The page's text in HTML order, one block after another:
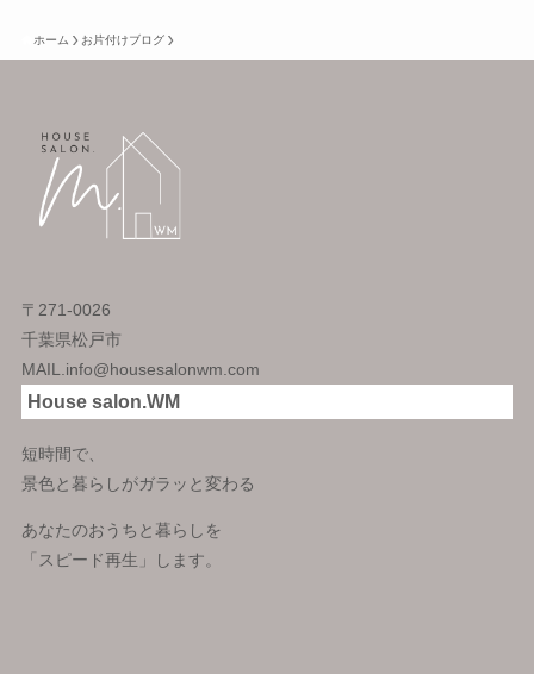
ホーム お片付けブログ
〒271-0026
千葉県松戸市
MAIL.info@housesalonwm.com
House salon.WM
短時間で、
景色と暮らしがガラッと変わる
あなたのおうちと暮らしを
「スピード再生」します。